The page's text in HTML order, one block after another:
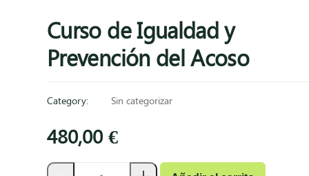
Curso de Igualdad y
Prevención del Acoso
Category: Sin categorizar
480,00 €